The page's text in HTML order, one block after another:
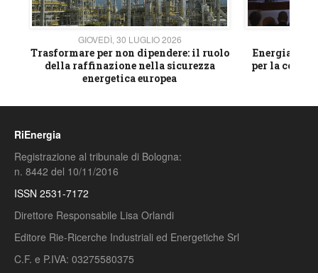
GIOVEDÌ, 30 LUGLIO 2026
Trasformare per non dipendere: il ruolo
della raffinazione nella sicurezza
energetica europea
Energia e
per la
RiEnergia
Registrazione al tribunale di Bologna:
n. 8442 del 10/11/2016
ISSN 2531-7172
Direttore Responsabile Lisa Orlandi
Editore Rie-Ricerche Industriali ed Energetiche Srl
C.F. e P.IVA: 03275580375